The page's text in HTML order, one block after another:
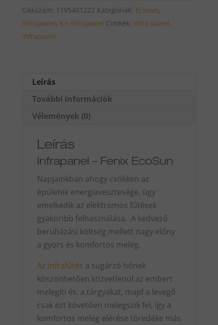
K+
(400
W)
Cikkszám: 11V5401222 Kategóriák: Ecosun,
Infrapanel, K+ infrapanel Címkék: infra panel,
infrapanel
Leírás
További információk
Vélemények (0)
Leírás
Infrapanel – Fenix EcoSun
Napjainkban ahogy csökken az
épületek energiavesztesége, úgy
emelkedik az elektromos fűtések
gyakoribb felhasználása. A kedvező
beruházási költség mellett nagy előny
a gyors és komfortos meleg.
Az infrafűtés a sugárzó hőnek
köszönhetően közvetlenül az embert
melegíti és. a tárgyakat, majd a levegő
csak ezt követően melegszik fel, így a
komfortos meleg elérése töredéke más